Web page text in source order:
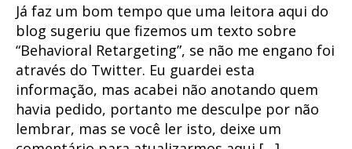
Já faz um bom tempo que uma leitora aqui do
blog sugeriu que fizemos um texto sobre
“Behavioral Retargeting”, se não me engano foi
através do Twitter. Eu guardei esta
informação, mas acabei não anotando quem
havia pedido, portanto me desculpe por não
lembrar, mas se você ler isto, deixe um